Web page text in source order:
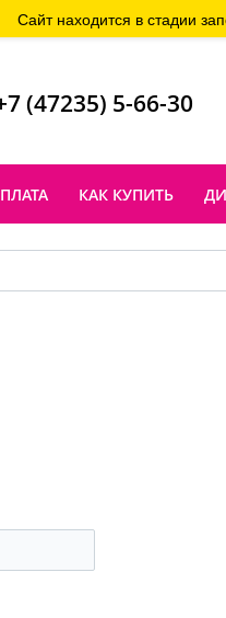
(47235) 5-66-30
КАК КУПИТЬ
Сайт находится в стадии